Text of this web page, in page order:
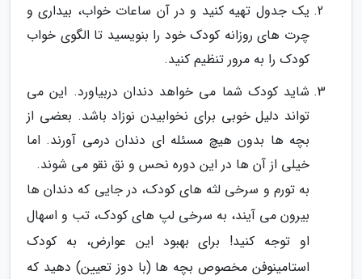
یک جدول تهیه کنید و در آن ساعات خواب، بیداری و
چرت های روزانه کودک خود را بنویسید تا الگوی خواب
کودک را به مرور تنظیم کنید.
شاید کودک شما می خواهد دندان دربیاورد. این می
تواند دلیل خوبی برای نخوابیدن نوزاد باشد. بعضی از
بچه ها بدون هیچ مسئله ای دندان درمی آورند. اما
خیلی از آن ها در این دوره نحس و نق نقو می شوند.
به تورم و سرخی لثه های کودک، در جایی که دندان ها
بیرون می آیند، به سرخی لپ های کودک، تب و اسهال
او توجه کنید! برای بهبود این عوارض، به کودک
استامینوفن مخصوص بچه ها (با دوز تعیین) دهید که